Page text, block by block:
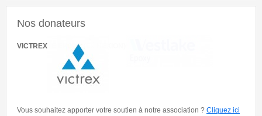
Nos donateurs
VICTREX
Vous souhaitez apporter votre soutien à notre association ? Cliquez ici